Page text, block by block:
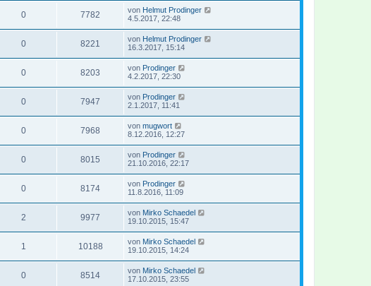
0 7782 von Helmut Prodinger
4.5.2017, 22:48
0 8221 von Helmut Prodinger
16.3.2017, 15:14
0 8203 von Prodinger
4.2.2017, 22:30
0 7947 von Prodinger
2.1.2017, 11:41
0 7968 von mugwort
8.12.2016, 12:27
0 8015 von Prodinger
21.10.2016, 22:17
0 8174 von Prodinger
11.8.2016, 11:09
2 9977 von Mirko Schaedel
19.10.2015, 15:47
1 10188 von Mirko Schaedel
19.10.2015, 14:24
0 8514 von Mirko Schaedel
17.10.2015, 23:55